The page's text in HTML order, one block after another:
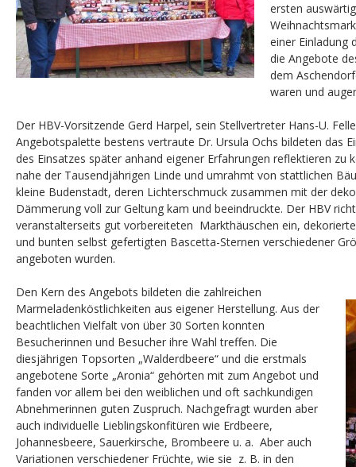
ersten
einer Einladung
die Angebote
dem
waren und
Der HBV-Vorsitzende Gerd Harpel, sein Stellvertreter Hans-U.
Angebotspalette bestens vertraute Dr. Ursula Ochs bildeten das
des Einsatzes später anhand eigener Erfahrungen reflektieren zu
nahe der Tausendjährigen Linde und umrahmt von stattlichen
kleine Budenstadt, deren Lichterschmuck zusammen mit der
Dämmerung voll zur Geltung kam und beeindruckte. Der HBV
veranstalterseits gut vorbereiteten Markthäuschen ein,
und bunten selbst gefertigten Bascetta-Sternen verschiedener
angeboten wurden.
Den Kern des Angebots bildeten die zahlreichen
Marmeladenköstlichkeiten aus eigener Herstellung. Aus der
beachtlichen Vielfalt von über 30 Sorten konnten
Besucherinnen und Besucher ihre Wahl treffen. Die
diesjährigen Topsorten „Walderdbeere“ und die erstmals
angebotene Sorte „Aronia“ gehörten mit zum Angebot und
fanden vor allem bei den weiblichen und oft sachkundigen
Abnehmerinnen guten Zuspruch. Nachgefragt wurden aber
auch individuelle Lieblingskonfitüren wie Erdbeere,
Johannesbeere, Sauerkirsche, Brombeere u. a. Aber auch
Variationen verschiedener Früchte, wie sie z. B. in den